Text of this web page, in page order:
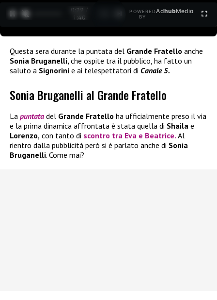
0:30 /
1:40
POWERED
BY
AdhubMedia
Questa sera durante la puntata del Grande Fratello anche
Sonia Bruganelli, che ospite tra il pubblico, ha fatto un
saluto a Signorini e ai telespettatori di Canale 5.
Sonia Bruganelli al Grande Fratello
La puntata del Grande Fratello ha ufficialmente preso il via
e la prima dinamica affrontata è stata quella di Shaila e
Lorenzo, con tanto di scontro tra Eva e Beatrice. Al
rientro dalla pubblicità però si è parlato anche di Sonia
Bruganelli. Come mai?